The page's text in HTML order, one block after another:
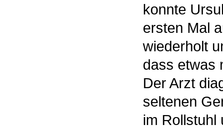
konnte
ersten Mal
wiederholt
dass etwas
Der Arzt
seltenen
im Rollstuhl